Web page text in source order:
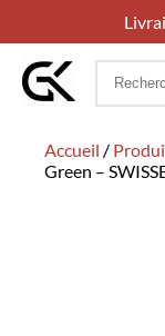
Accueil /
Green –